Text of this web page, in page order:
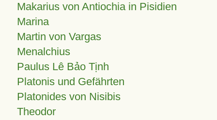
Makarius von Antiochia in Pisidien
Marina
Martin von Vargas
Menalchius
Paulus Lê Bảo Tịnh
Platonis und Gefährten
Platonides von Nisibis
Theodor